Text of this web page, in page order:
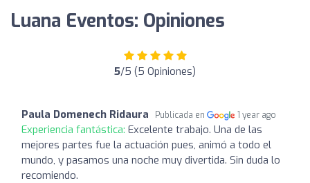
Luana Eventos: Opiniones
5/5 (5 Opiniones)
Paula Domenech Ridaura Publicada en 1 year ago
Experiencia fantástica: Excelente trabajo. Una de las
mejores partes fue la actuación pues, animó a todo el
mundo, y pasamos una noche muy divertida. Sin duda lo
recomiendo.